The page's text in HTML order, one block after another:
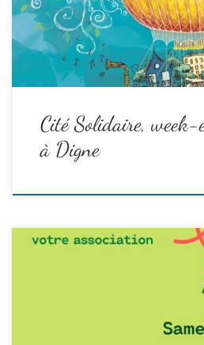
Le lendemain on remet le couvert avec
dimanche 5 juin de … Read the rest
Cité Solidaire,
à Digne
L’AG a bien eu lieu le 10 juillet et
de l’assemblée générale en suivant ce
https://afleurdepierre.com/wp/wp-
Comme l’an dernier, 3 formules :